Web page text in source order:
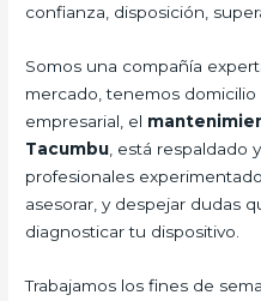
confianza, disposición,
Somos una compañía
mercado, tenemos
empresarial, el
Tacumbu , está
profesionales
asesorar, y despejar dudas
diagnosticar tu dispositivo.
Trabajamos los fines de